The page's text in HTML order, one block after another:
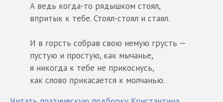
А ведь когда-то рядышком стоял,
впритык к тебе. Стоял-стоял и стаял.
И в горсть собрав свою немую грусть —
пустую и простую, как мычанье,
я никогда к тебе не прикоснусь,
как слово прикасается к молчанью.